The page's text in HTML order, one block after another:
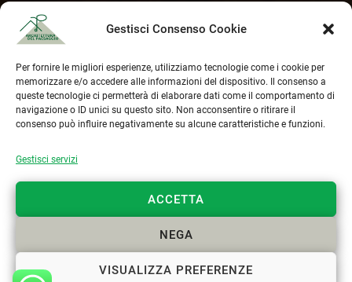
Gestisci Consenso Cookie
Per fornire le migliori esperienze, utilizziamo tecnologie come i cookie per
memorizzare e/o accedere alle informazioni del dispositivo. Il consenso a
queste tecnologie ci permetterà di elaborare dati come il comportamento di
navigazione o ID unici su questo sito. Non acconsentire o ritirare il
consenso può influire negativamente su alcune caratteristiche e funzioni.
Gestisci servizi
ACCETTA
NEGA
VISUALIZZA PREFERENZE